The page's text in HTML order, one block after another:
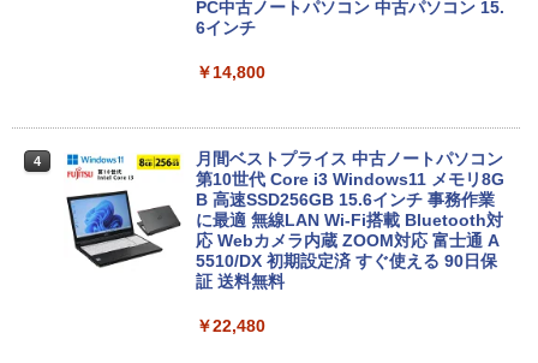
PC中古ノートパソコン 中古パソコン 15.
6インチ
￥14,800
4
月間ベストプライス 中古ノートパソコン
第10世代 Core i3 Windows11 メモリ8G
B 高速SSD256GB 15.6インチ 事務作業
に最適 無線LAN Wi-Fi搭載 Bluetooth対
応 Webカメラ内蔵 ZOOM対応 富士通 A
5510/DX 初期設定済 すぐ使える 90日保
証 送料無料
￥22,480